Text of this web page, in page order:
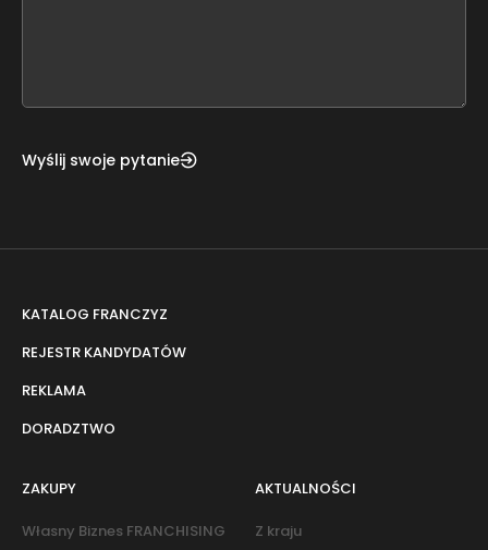
Wyślij swoje pytanie
KATALOG FRANCZYZ
REJESTR KANDYDATÓW
REKLAMA
DORADZTWO
ZAKUPY
Własny Biznes FRANCHISING
AKTUALNOŚCI
Z kraju